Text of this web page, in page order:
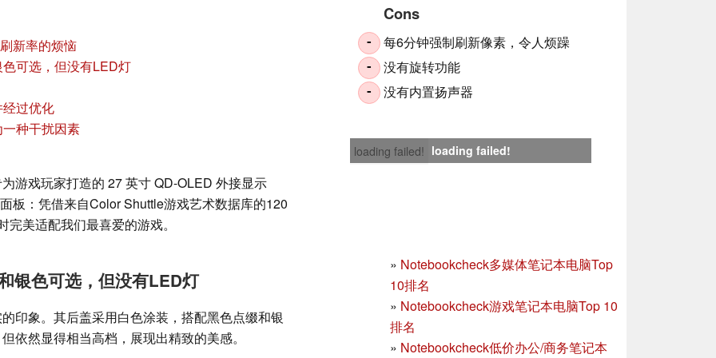
Cons
- 每6分钟强制刷新像素，令人烦躁
- 没有旋转功能
- 没有内置扬声器
loading failed! loading failed!
新率的烦恼
可选，但没有LED灯
过优化
种干扰因素
» Notebookcheck多媒体笔记本电脑Top
10排名
» Notebookcheck游戏笔记本电脑Top 10
排名
» Notebookcheck低价办公/商务笔记本
游戏玩家打造的 27 英寸 QD-OLED 外接显示
板：凭借来自Color Shuttle游戏艺术数据库的120
美适配我们最喜爱的游戏。
色可选，但没有LED灯
印象。其后盖采用白色涂装，搭配黑色点缀和银
依然显得相当高档，展现出精致的美感。